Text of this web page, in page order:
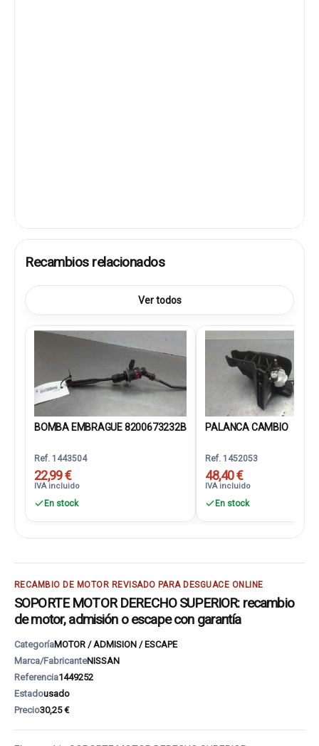
Recambios relacionados
Ver todos
BOMBA EMBRAGUE 8200673232B
Ref. 1443504
22,99 €
IVA incluido
En stock
PALANCA CAMBIO
Ref. 1452053
48,40 €
IVA incluido
En stock
RECAMBIO DE MOTOR REVISADO PARA DESGUACE ONLINE
SOPORTE MOTOR DERECHO SUPERIOR: recambio
de motor, admisión o escape con garantía
CategoríaMOTOR / ADMISION / ESCAPE
Marca/FabricanteNISSAN
Referencia1449252
Estadousado
Precio30,25 €